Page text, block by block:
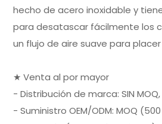
hecho de acero inoxidable y
para desatascar fácilmente los
un flujo de aire suave para
★ Venta al por mayor
- Distribución de marca: SIN
- Suministro OEM/ODM: MOQ